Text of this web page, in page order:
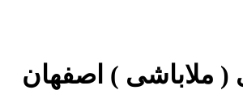
( ملاباشی ) اصفهان